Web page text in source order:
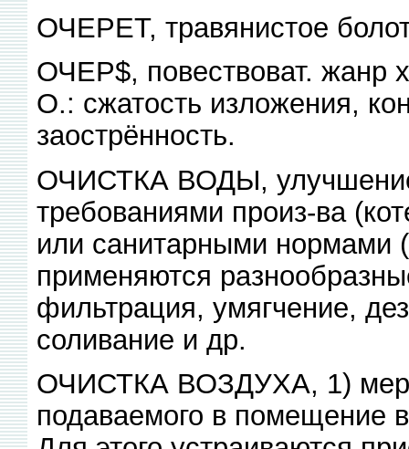
ОЧЕРЕТ, травянистое
ОЧЕР$, повествоват. жанр
О.: сжатость изложения,
заострённость.
ОЧИСТКА ВОДЫ, улучшение
требованиями произ-ва
или санитарными нормами
применяются
фильтрация, умягчение,
соливание и др.
ОЧИСТКА ВОЗДУХА, 1)
подаваемого в помещение